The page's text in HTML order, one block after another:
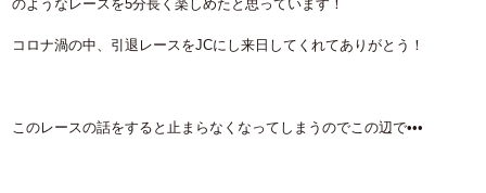
のようなレースを5分長く楽しめたと思っています！
コロナ渦の中、引退レースをJCにし来日してくれてありがとう！
このレースの話をすると止まらなくなってしまうのでこの辺で•••